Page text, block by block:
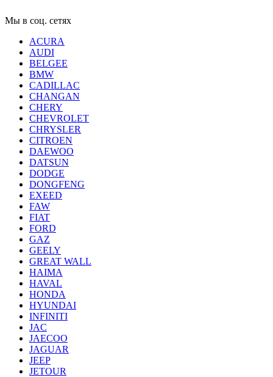
Мы в соц. сетях
ACURA
AUDI
BELGEE
BMW
CADILLAC
CHANGAN
CHERY
CHEVROLET
CHRYSLER
CITROEN
DAEWOO
DATSUN
DODGE
DONGFENG
EXEED
FAW
FIAT
FORD
GAZ
GEELY
GREAT WALL
HAIMA
HAVAL
HONDA
HYUNDAI
INFINITI
JAC
JAECOO
JAGUAR
JEEP
JETOUR